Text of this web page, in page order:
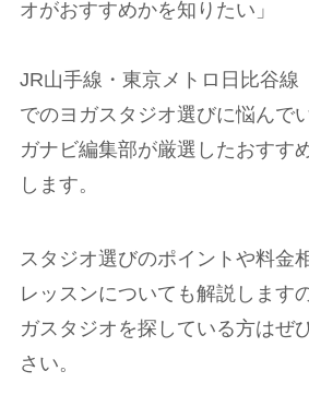
オがおすすめかを知りたい」
JR山手線・東京メトロ日比谷線
でのヨガスタジオ選びに悩んで
ガナビ編集部が厳選したおすす
します。
スタジオ選びのポイントや料金
レッスンについても解説します
ガスタジオを探している方はぜ
さい。